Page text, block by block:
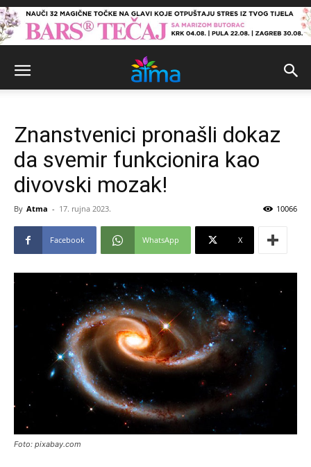
Znanstvenici pronašli dokaz
da svemir funkcionira kao
divovski mozak!
By Atma - 17. rujna 2023. 10066
Facebook WhatsApp X
Foto: pixabay.com